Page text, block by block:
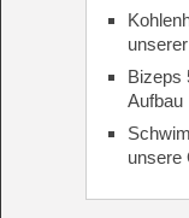
Bizeps
Aufbau
unsere